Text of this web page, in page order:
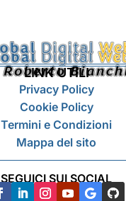
LINK UTILI
Privacy Policy
Cookie Policy
Termini e Condizioni
Mappa del sito
SEGUICI SUI SOCIAL